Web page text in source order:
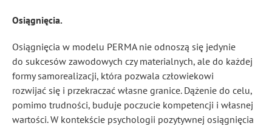
Osiągnięcia.
Osiągnięcia w modelu PERMA nie odnoszą się jedynie
do sukcesów zawodowych czy materialnych, ale do każdej
formy samorealizacji, która pozwala człowiekowi
rozwijać się i przekraczać własne granice. Dążenie do celu,
pomimo trudności, buduje poczucie kompetencji i własnej
wartości. W kontekście psychologii pozytywnej osiągnięcia